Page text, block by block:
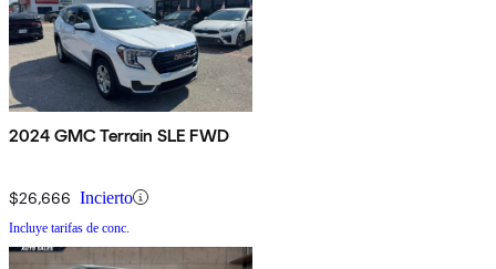
2024 GMC Terrain SLE FWD
$26,666 Incierto
Incluye tarifas de conc.